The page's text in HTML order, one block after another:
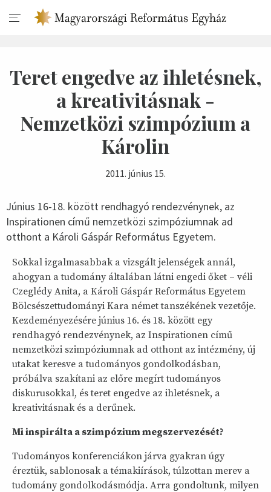
Teret engedve az ihletésnek,
a kreativitásnak -
Nemzetközi szimpózium a
Károlin
2011. június 15.
Június 16-18. között rendhagyó rendezvénynek, az
Inspirationen című nemzetközi szimpóziumnak ad
otthont a Károli Gáspár Református Egyetem.
Sokkal izgalmasabbak a vizsgált jelenségek annál,
ahogyan a tudomány általában látni engedi őket – véli
Czeglédy Anita, a Károli Gáspár Református Egyetem
Bölcsészettudományi Kara német tanszékének vezetője.
Kezdeményezésére június 16. és 18. között egy
rendhagyó rendezvénynek, az Inspirationen című
nemzetközi szimpóziumnak ad otthont az intézmény, új
utakat keresve a tudományos gondolkodásban,
próbálva szakítani az előre megírt tudományos
diskurusokkal, és teret engedve az ihletésnek, a
kreativitásnak és a derűnek.
Mi inspirálta a szimpózium megszervezését?
Tudományos konferenciákon járva gyakran úgy
éreztük, sablonosak a témakiírások, túlzottan merev a
tudomány gondolkodásmódja. Arra gondoltunk, milyen